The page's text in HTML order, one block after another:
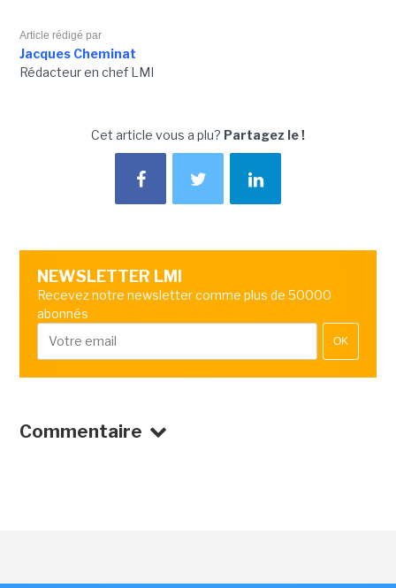
Article rédigé par
Jacques Cheminat
Rédacteur en chef LMI
Cet article vous a plu? Partagez le !
NEWSLETTER LMI
Recevez notre newsletter comme plus de 50000
abonnés
OK
Commentaire